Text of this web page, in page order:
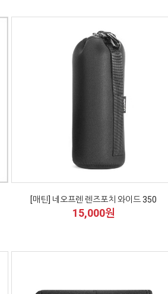
[매틴] 네오프렌 렌즈포치 와이드 350
15,000원